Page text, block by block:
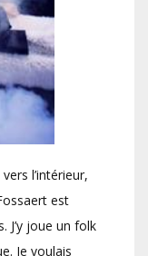
l’intérieur,
est
J’y joue un folk
Je voulais